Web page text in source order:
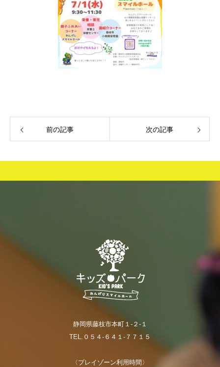
前の記事 次の記事
静岡県藤枝市本町１-２-１
TEL.０５４-６４１-７７１５
〈プレイゾーン利用時間〉